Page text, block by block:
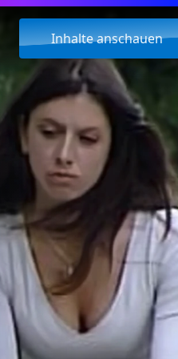
Inhalte anschauen